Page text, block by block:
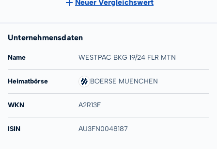
Neuer Vergleichswert
Unternehmensdaten
Name WESTPAC BKG 19/24 FLR MTN
Heimatbörse BOERSE MUENCHEN
WKN A2R13E
ISIN AU3FN0048187